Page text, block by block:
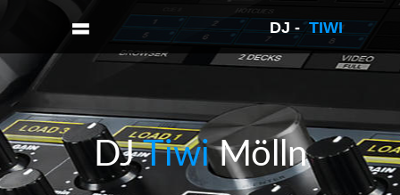
DJ Tiwi Mölln
DJ - TIWI